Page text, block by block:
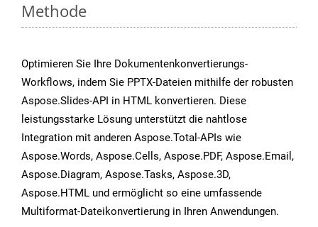
Methode
Optimieren Sie Ihre Dokumentenkonvertierungs-
Workflows, indem Sie PPTX-Dateien mithilfe der robusten
Aspose.Slides-API in HTML konvertieren. Diese
leistungsstarke Lösung unterstützt die nahtlose
Integration mit anderen Aspose.Total-APIs wie
Aspose.Words, Aspose.Cells, Aspose.PDF, Aspose.Email,
Aspose.Diagram, Aspose.Tasks, Aspose.3D,
Aspose.HTML und ermöglicht so eine umfassende
Multiformat-Dateikonvertierung in Ihren Anwendungen.